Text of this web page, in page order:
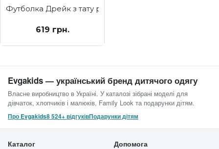
Футболка Дрейк з тату рукавами tattoo style Funny
619 грн.
Evgakids — український бренд дитячого одягу
Власне виробництво в Україні. У каталозі зібрані моделі для
дівчаток, хлопчиків і малюків, Family Look та подарунки дітям.
Про Evgakids8 524+ відгуківПодарунки дітям
Каталог Допомога